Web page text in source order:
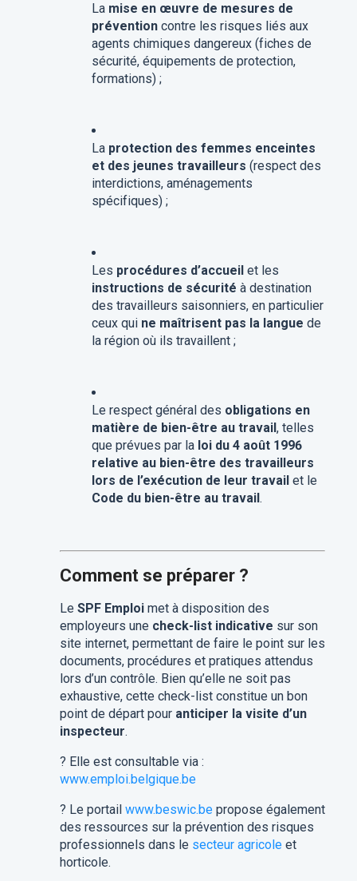
La mise en œuvre de mesures de
préventioncontre les risques liés aux
agents chimiques dangereux (fiches de
sécurité, équipements de protection,
formations) ;
La protection des femmes enceintes
et des jeunes travailleurs (respect des
interdictions, aménagements
spécifiques) ;
Les procédures d’accueilet les
instructions de sécurité à destination
des travailleurs saisonniers, en particulier
ceux qui ne maîtrisent pas la langue de
la région où ils travaillent ;
Le respect général des obligations en
matière de bien-être au travail, telles
que prévues par la loi du 4 août 1996
relative au bien-être des travailleurs
lors de l’exécution de leur travailet le
Code du bien-être au travail.
Comment se préparer ?
Le SPF Emploimet à disposition des
employeurs une check-list indicative sur son
site internet, permettant de faire le point sur les
documents, procédures et pratiques attendus
lors d’un contrôle. Bien qu’elle ne soit pas
exhaustive, cette check-list constitue un bon
point de départ pour anticiper la visite d’un
inspecteur.
? Elle est consultable via :
www.emploi.belgique.be
? Le portail www.beswic.bepropose également
des ressources sur la prévention des risques
professionnels dans le secteur agricoleet
horticole.